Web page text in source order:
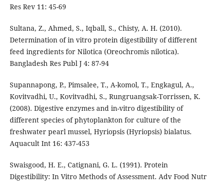
Res Rev 11: 45-69
Sultana, Z., Ahmed, S., Iqball, S., Chisty, A. H. (2010).
Determination of in vitro protein digestibility of different
feed ingredients for Nilotica (Oreochromis nilotica).
Bangladesh Res Publ J 4: 87-94
Supannapong, P., Pimsalee, T., A-komol, T., Engkagul, A.,
Kovitvadhi, U., Kovitvadhi, S., Rungruangsak-Torrissen, K.
(2008). Digestive enzymes and in-vitro digestibility of
different species of phytoplankton for culture of the
freshwater pearl mussel, Hyriopsis (Hyriopsis) bialatus.
Aquacult Int 16: 437-453
Swaisgood, H. E., Catignani, G. L. (1991). Protein
Digestibility: In Vitro Methods of Assessment. Adv Food Nutr